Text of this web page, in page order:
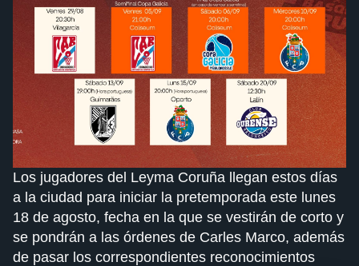
Los jugadores del Leyma Coruña llegan estos días
a la ciudad para iniciar la pretemporada este lunes
18 de agosto, fecha en la que se vestirán de corto y
se pondrán a las órdenes de Carles Marco, además
de pasar los correspondientes reconocimientos